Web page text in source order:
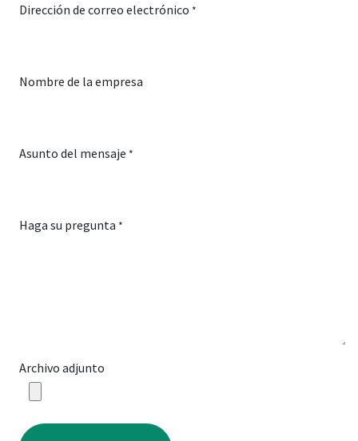
Dirección de correo electrónico *
Nombre de la empresa
Asunto del mensaje *
Haga su pregunta *
Archivo adjunto